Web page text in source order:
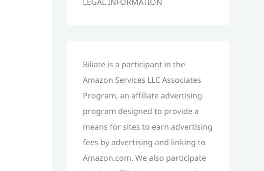
h
:Biliate is a participant in the
Amazon Services LLC Associates
Program, an affiliate advertising
program designed to provide a
means for sites to earn advertising
fees by advertising and linking to
Amazon.com. We also participate